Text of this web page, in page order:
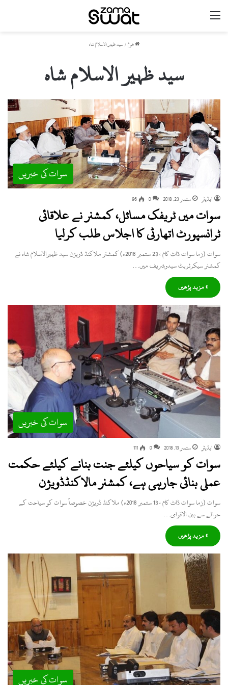
ھوم / سید ظہیر الاسلام شاہ
سید ظہیر الاسلام شاہ
سوات کی خبریں
ایڈیٹر ستمبر 23, 2018 0
96
سوات میں ٹریفک مسائل، کمشنر نے علاقائی
ٹرانسپورٹ اتھارٹی کا اجلاس طلب کرلیا
سوات (زما سوات ڈاٹ کام ، 23 ستمبر 2018ء) کمشنر ملاکنڈ ڈویژن سید ظہیرالاسلام شاہ نے
کمشنر سیکرٹریٹ سیدوشریف میں…
» مزید پڑھیں
سوات کی خبریں
ایڈیٹر ستمبر 13, 2018 0
111
سوات کو سیاحوں کیلئے جنت بنانے کیلئے حکمت
عملی بنائی جارہی ہے، کمشنر مالاکنڈڈویژن
سوات (زما سوات ڈاٹ کام ، 13 ستمبر 2018ء) ملاکنڈ ڈویژن خصوصاً سوات کو سیاحت کے
حوالے سے بین الاقوامی…
» مزید پڑھیں
سوات کی خبریں